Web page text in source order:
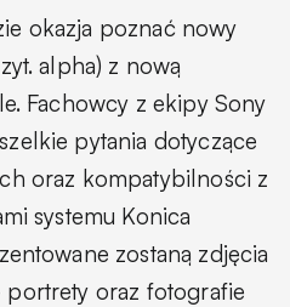
okazja poznać nowy
alpha) z nową
Fachowcy z ekipy Sony
pytania dotyczące
oraz kompatybilności z
systemu Konica
zostaną zdjęcia
oraz fotografie